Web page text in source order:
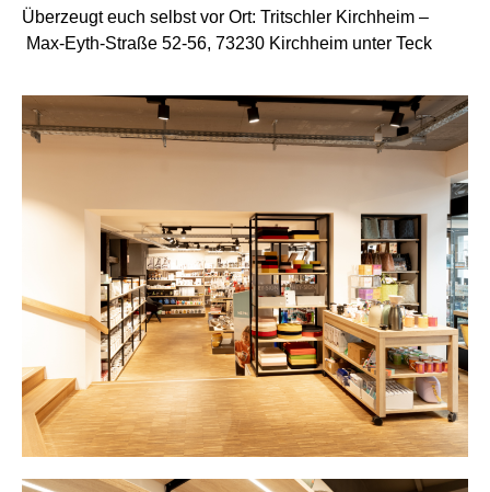
Überzeugt euch selbst vor Ort: Tritschler Kirchheim –
Max-Eyth-Straße 52-56, 73230 Kirchheim unter Teck